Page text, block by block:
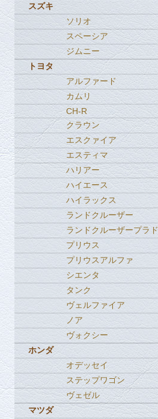
スズキ
ソリオ
スペーシア
ジムニー
トヨタ
アルファード
カムリ
CH-R
クラウン
エスクァイア
エスティマ
ハリアー
ハイエース
ハイラックス
ランドクルーザー
ランドクルーザープラド
プリウス
プリウスアルファ
シエンタ
タンク
ヴェルファイア
ノア
ヴォクシー
ホンダ
オデッセイ
ステップワゴン
ヴェゼル
マツダ